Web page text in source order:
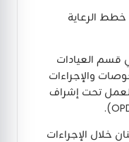
خطط الرعاية
قسم العيادات
والإجراءات
تحت إشراف
خلال الإجراءات